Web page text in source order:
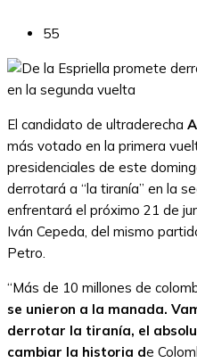
55
El candidato de ultraderecha
más votado en la primera
presidenciales de este
derrotará a “la tiranía” en la
enfrentará el próximo 21 de
Iván Cepeda, del mismo
Petro.
“Más de 10 millones de
se unieron a la manada.
derrotar la tiranía, el
cambiar la historia de